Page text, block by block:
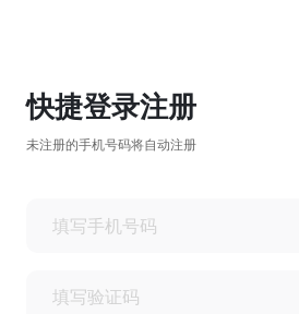
快捷登录注册
未注册的手机号码将自动注册